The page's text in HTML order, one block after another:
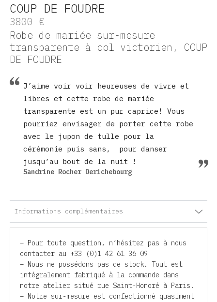
COUP DE FOUDRE
3800 €
Robe de mariée sur-mesure
transparente à col victorien, COUP
DE FOUDRE
J’aime voir voir heureuses de vivre et
libres et cette robe de mariée
transparente est un pur caprice! Vous
pourriez envisager de porter cette robe
avec le jupon de tulle pour la
cérémonie puis sans, pour danser
jusqu’au bout de la nuit !
Sandrine Rocher Derichebourg
Informations complémentaires
– Pour toute question, n’hésitez pas à nous
contacter au +33 (0)1 42 61 36 09
– Nous ne possédons pas de stock. Tout est
intégralement fabriqué à la commande dans
notre atelier situé rue Saint-Honoré à Paris.
– Notre sur-mesure est confectionné quasiment